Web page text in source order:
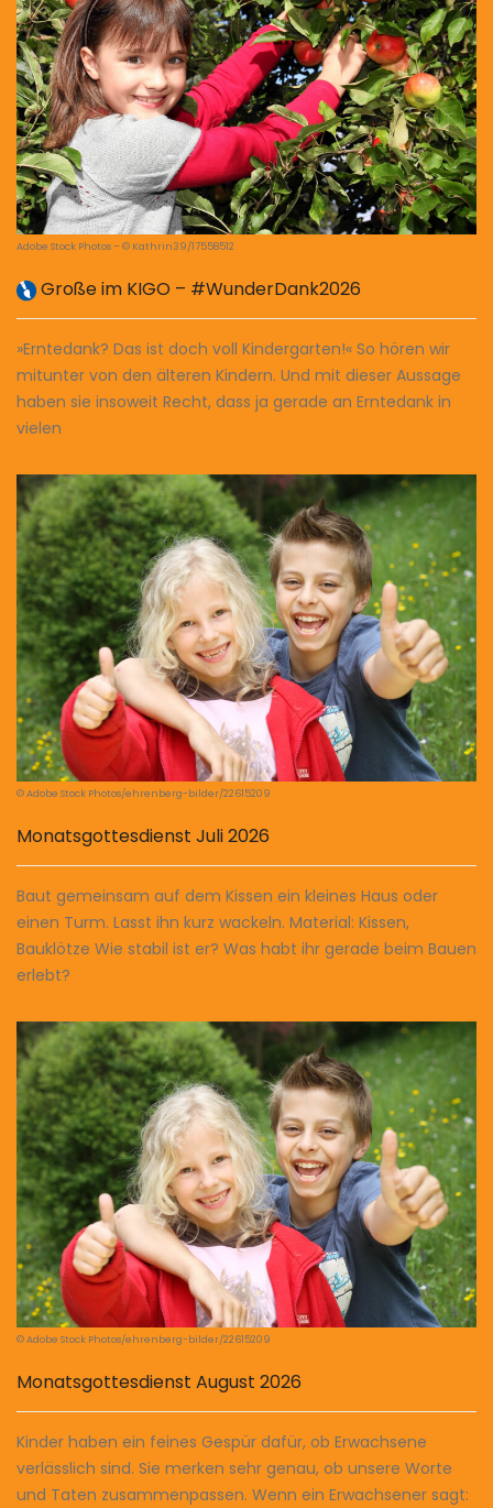
Adobe Stock Photos – © Kathrin39/17558512
Große im KIGO – #WunderDank2026
»Erntedank? Das ist doch voll Kindergarten!« So hören wir
mitunter von den älteren Kindern. Und mit dieser Aussage
haben sie insoweit Recht, dass ja gerade an Erntedank in
vielen
© Adobe Stock Photos/ehrenberg-bilder/22615209
Monatsgottesdienst Juli 2026
Baut gemeinsam auf dem Kissen ein kleines Haus oder
einen Turm. Lasst ihn kurz wackeln. Material: Kissen,
Bauklötze Wie stabil ist er? Was habt ihr gerade beim Bauen
erlebt?
© Adobe Stock Photos/ehrenberg-bilder/22615209
Monatsgottesdienst August 2026
Kinder haben ein feines Gespür dafür, ob Erwachsene
verlässlich sind. Sie merken sehr genau, ob unsere Worte
und Taten zusammenpassen. Wenn ein Erwachsener sagt: